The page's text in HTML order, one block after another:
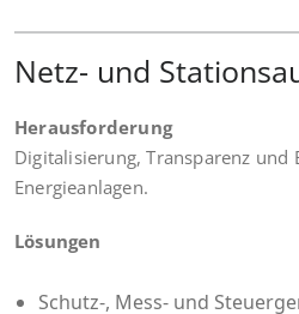
Netz- und
Herausforderung
Digitalisierung, Transparenz und
Energieanlagen.
Lösungen
Schutz-, Mess- und